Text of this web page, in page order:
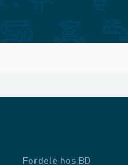
Fordele hos BD